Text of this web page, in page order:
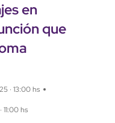
en
que
· 13:00 hs
hs